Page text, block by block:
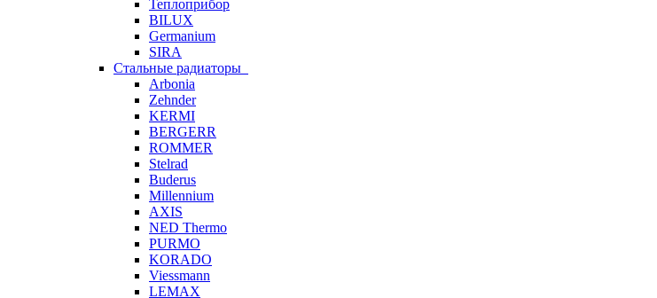
Теплоприбор
BILUX
Germanium
SIRA
Стальные радиаторы
Arbonia
Zehnder
KERMI
BERGERR
ROMMER
Stelrad
Buderus
Millennium
AXIS
NED Thermo
PURMO
KORADO
Viessmann
LEMAX